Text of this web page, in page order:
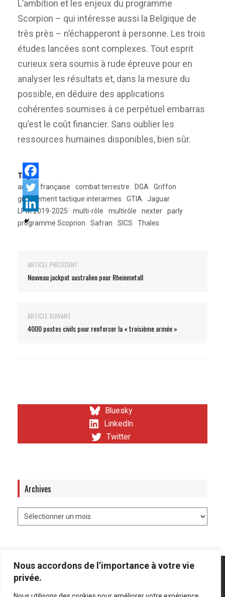
Nous accordons de l’importance à votre vie
privée.
L’ambition et les enjeux du programme
Scorpion – qui intéresse aussi la Belgique de
très près – n’échapperont à personne. Les trois
études lancées sont complexes. Tout esprit
curieux sera soumis à rude épreuve pour en
analyser les résultats et, dans la mesure du
possible, en déduire des applications
cohérentes soumises à ce perpétuel embarras
qu’est le coût financier. Sans oublier les
ressources humaines disponibles, bien sûr.
Tags:
armée française
combat terrestre DGA
Griffon
groupement tactique interarmes
GTIA
Jaguar
LPM 2019-2025
multi-rôle multirôle nexter
parly
programme Scoprion
Safran SICS Thales
ARTICLE PRÉCÉDENT
Nouveau jackpot australien pour Rheinmetall
ARTICLE SUIVANT
4000 postes civils pour renforcer la « troisième armée »
Bluesky
LinkedIn
Twitter
Archives